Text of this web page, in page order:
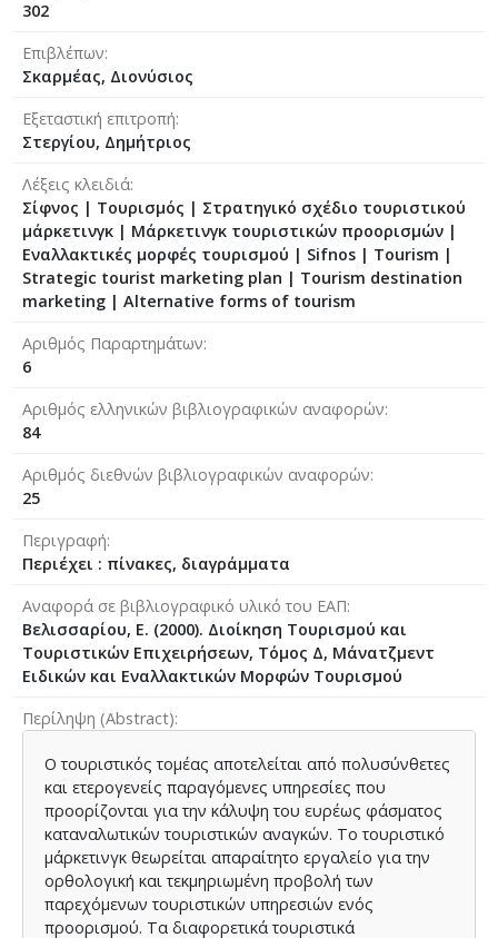
302
Επιβλέπων
Σκαρμέας, Διονύσιος
Εξεταστική επιτροπή
Στεργίου, Δημήτριος
Λέξεις κλειδιά
Σίφνος | Τουρισμός | Στρατηγικό σχέδιο τουριστικού
μάρκετινγκ | Μάρκετινγκ τουριστικών προορισμών |
Εναλλακτικές μορφές τουρισμού | Sifnos | Tourism |
Strategic tourist marketing plan | Tourism destination
marketing | Alternative forms of tourism
Αριθμός Παραρτημάτων
6
Αριθμός ελληνικών βιβλιογραφικών αναφορών
84
Αριθμός διεθνών βιβλιογραφικών αναφορών
25
Περιγραφή
Περιέχει : πίνακες, διαγράμματα
Αναφορά σε βιβλιογραφικό υλικό του ΕΑΠ
Βελισσαρίου, Ε. (2000). Διοίκηση Τουρισμού και
Τουριστικών Επιχειρήσεων, Τόμος Δ, Μάνατζμεντ
Ειδικών και Εναλλακτικών Μορφών Τουρισμού
Περίληψη (Abstract)
Ο τουριστικός τομέας αποτελείται από πολυσύνθετες
και ετερογενείς παραγόμενες υπηρεσίες που
προορίζονται για την κάλυψη του ευρέως φάσματος
καταναλωτικών τουριστικών αναγκών. Το τουριστικό
μάρκετινγκ θεωρείται απαραίτητο εργαλείο για την
ορθολογική και τεκμηριωμένη προβολή των
παρεχόμενων τουριστικών υπηρεσιών ενός
προορισμού. Τα διαφορετικά τουριστικά